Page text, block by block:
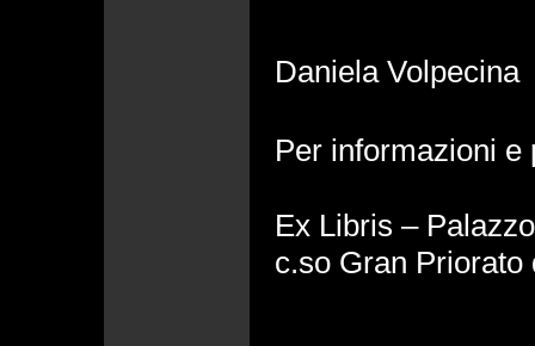
Daniela Volpecina
Per informazioni e
Ex Libris –
c.so Gran